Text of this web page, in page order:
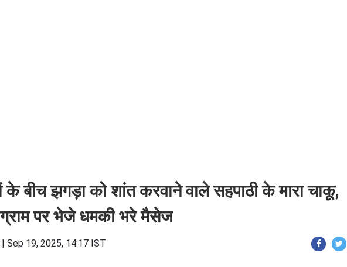
के बीच झगड़ा को शांत करवाने वाले सहपाठी के मारा चाकू,
पर भेजे धमकी भरे मैसेज
| Sep 19, 2025, 14:17 IST